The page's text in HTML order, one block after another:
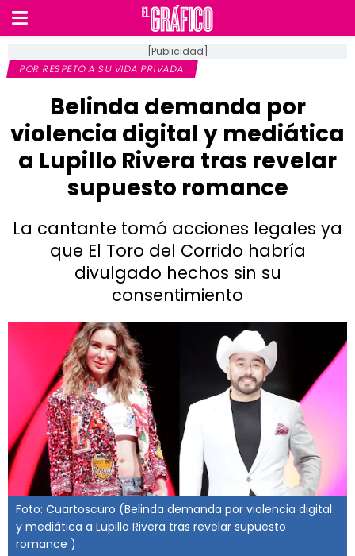
[Publicidad]
POR RESPETO A SU VIDA PRIVADA
Belinda demanda por
violencia digital y mediática
a Lupillo Rivera tras revelar
supuesto romance
La cantante tomó acciones legales ya
que El Toro del Corrido habría
divulgado hechos sin su
consentimiento
Foto: Cuartoscuro (Belinda demanda por violencia digital
y mediática a Lupillo Rivera tras revelar supuesto
romance )